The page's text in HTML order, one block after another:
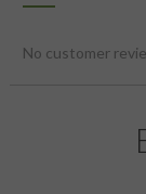
No customer